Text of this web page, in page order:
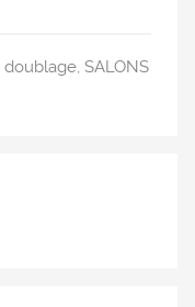
doublage, SALONS